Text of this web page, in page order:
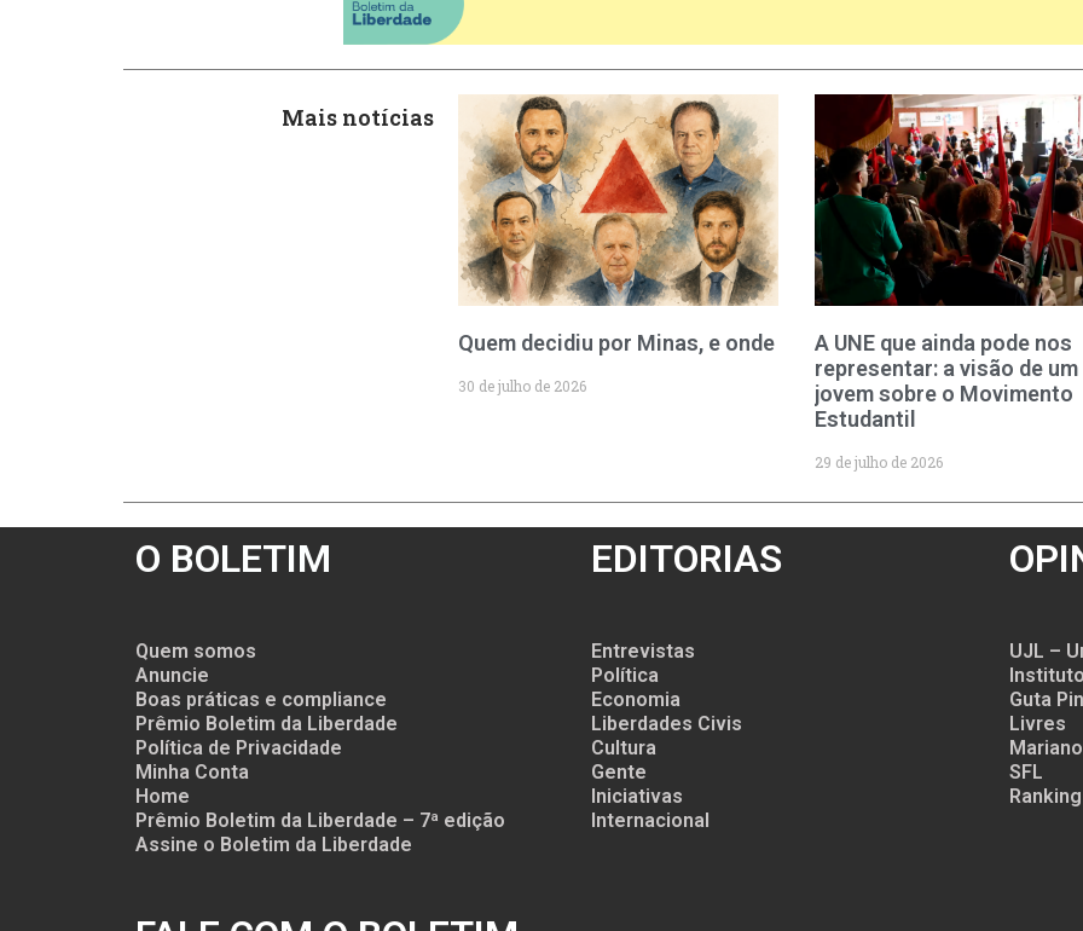
Mais notícias
Quem decidiu por Minas, e onde
30 de julho de 2026
A UNE que ainda pode nos
representar: a visão de um
jovem sobre o Movimento
Estudantil
29 de julho de 2026
O BOLETIM
Quem somos
Anuncie
Boas práticas e compliance
Prêmio Boletim da Liberdade
Política de Privacidade
Minha Conta
Home
Prêmio Boletim da Liberdade – 7ª edição
Assine o Boletim da Liberdade
EDITORIAS
Entrevistas
Política
Economia
Liberdades Civis
Cultura
Gente
Iniciativas
Internacional
UJL –
Guta
Livres
Mariano
SFL